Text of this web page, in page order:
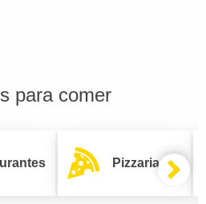
para comer
Pizzarias